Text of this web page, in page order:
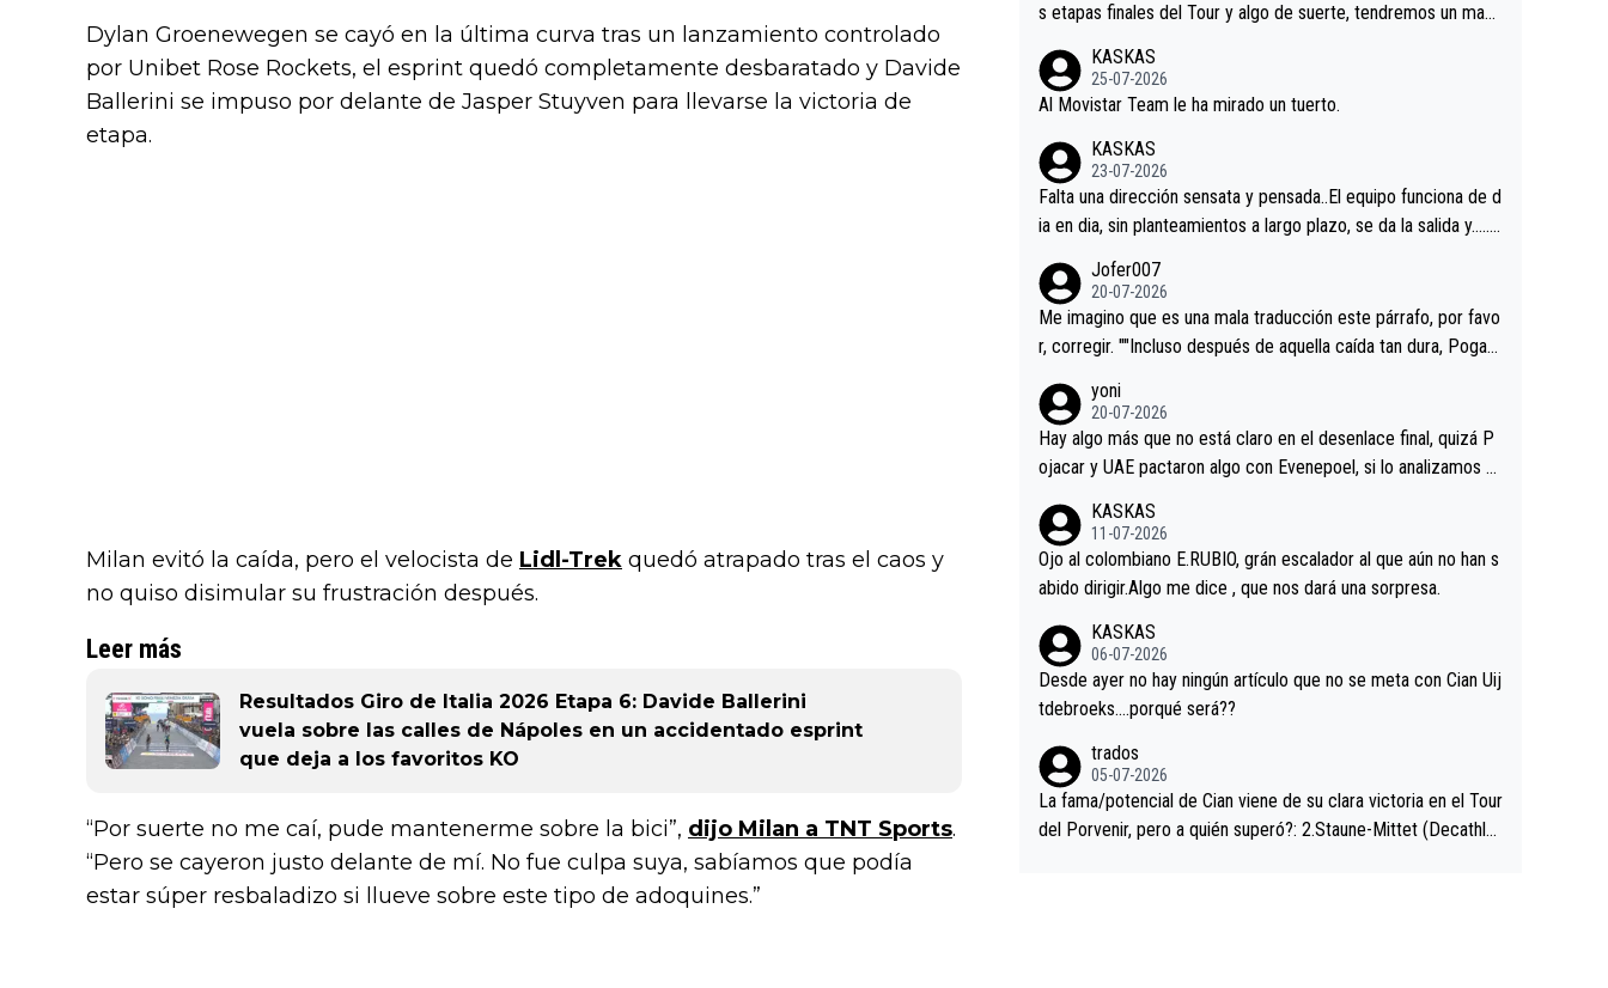
Dylan Groenewegen se cayó en la última curva tras un lanzamiento controlado
por Unibet Rose Rockets, el esprint quedó completamente desbaratado y Davide
Ballerini se impuso por delante de Jasper Stuyven para llevarse la victoria de
etapa.
Milan evitó la caída, pero el velocista de Lidl-Trek quedó atrapado tras el caos y
no quiso disimular su frustración después.
Leer más
Resultados Giro de Italia 2026 Etapa 6: Davide Ballerini
vuela sobre las calles de Nápoles en un accidentado esprint
que deja a los favoritos KO
“Por suerte no me caí, pude mantenerme sobre la bici”, dijo Milan a TNT Sports.
“Pero se cayeron justo delante de mí. No fue culpa suya, sabíamos que podía
estar súper resbaladizo si llueve sobre este tipo de adoquines.”
s etapas finales del Tour y algo de suerte, tendremos un magn
KASKAS
25-07-2026
Al Movistar Team le ha mirado un tuerto.
KASKAS
23-07-2026
Falta una dirección sensata y pensada..El equipo funciona de d
ia en dia, sin planteamientos a largo plazo, se da la salida y…..v
a, Minguez, Velez etc etc.Me da pena vivir estos momentos t
an tristes sin victorias.
Jofer007
20-07-2026
Me imagino que es una mala traducción este párrafo, por favo
r, corregir. ""Incluso después de aquella caída tan dura, Pogac
rd permaneció pegado a su rueda. Parecía increíble la forma
en la que era capaz de controlar el miedo", recordó."
yoni
20-07-2026
Hay algo más que no está claro en el desenlace final, quizá P
ojacar y UAE pactaron algo con Evenepoel, si lo analizamos P
casi sin pedalear, luego está el saludo con Evenepoel dándose
la mano de una manera muy fraternal, más allá de los típicos t
oques en el hombro con que saludaba a Vingegard. Ahí hubo u
o aprieta, a ver si por querer poner a Del Toro con calzador e
n posición de podio UAE y Pojacar se van complicar el tour.
KASKAS
11-07-2026
Ojo al colombiano E.RUBIO, grán escalador al que aún no han s
abido dirigir.Algo me dice , que nos dará una sorpresa.
KASKAS
06-07-2026
Desde ayer no hay ningún artículo que no se meta con Cian Uij
tdebroeks….porqué será??
trados
05-07-2026
La fama/potencial de Cian viene de su clara victoria en el Tour
del Porvenir, pero a quién superó?: 2.Staune-Mittet (Decathlo